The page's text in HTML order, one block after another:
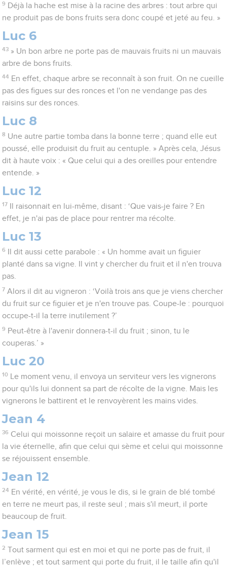
9 Déjà la hache est mise à la racine des arbres : tout arbre qui
ne produit pas de bons fruits sera donc coupé et jeté au feu. »
Luc 6
43 » Un bon arbre ne porte pas de mauvais fruits ni un mauvais
arbre de bons fruits.
44 En effet, chaque arbre se reconnaît à son fruit. On ne cueille
pas des figues sur des ronces et l'on ne vendange pas des
raisins sur des ronces.
Luc 8
8 Une autre partie tomba dans la bonne terre ; quand elle eut
poussé, elle produisit du fruit au centuple. » Après cela, Jésus
dit à haute voix : « Que celui qui a des oreilles pour entendre
entende. »
Luc 12
17
Il raisonnait en lui-même, disant : ‘Que vais-je faire ? En
effet, je n'ai pas de place pour rentrer ma récolte.
Luc 13
6
Il dit aussi cette parabole : « Un homme avait un figuier
planté dans sa vigne. Il vint y chercher du fruit et il n'en trouva
pas.
7 Alors il dit au vigneron : ‘Voilà trois ans que je viens chercher
du fruit sur ce figuier et je n'en trouve pas. Coupe-le : pourquoi
occupe-t-il la terre inutilement ?’
9 Peut-être à l'avenir donnera-t-il du fruit ; sinon, tu le
couperas.’ »
Luc 20
10
Le moment venu, il envoya un serviteur vers les vignerons
pour qu'ils lui donnent sa part de récolte de la vigne. Mais les
vignerons le battirent et le renvoyèrent les mains vides.
Jean 4
36 Celui qui moissonne reçoit un salaire et amasse du fruit pour
la vie éternelle, afin que celui qui sème et celui qui moissonne
se réjouissent ensemble.
Jean 12
24 En vérité, en vérité, je vous le dis, si le grain de blé tombé
en terre ne meurt pas, il reste seul ; mais s'il meurt, il porte
beaucoup de fruit.
Jean 15
2 Tout sarment qui est en moi et qui ne porte pas de fruit, il
l’enlève ; et tout sarment qui porte du fruit, il le taille afin qu'il